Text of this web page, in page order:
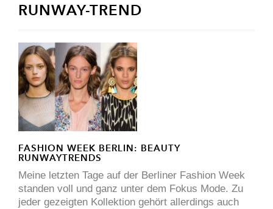
RUNWAY-TREND
FASHION WEEK BERLIN: BEAUTY
RUNWAYTRENDS
Meine letzten Tage auf der Berliner Fashion Week
standen voll und ganz unter dem Fokus Mode. Zu
jeder gezeigten Kollektion gehört allerdings auch